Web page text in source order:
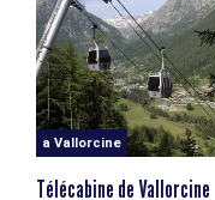
a Vallorcine
Télécabine de Vallorcine